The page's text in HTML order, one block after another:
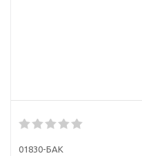
01830-БАК